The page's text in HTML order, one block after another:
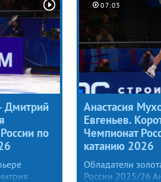
в этом
пары
Дмитрий
по
07:03
Анастасия
Евгеньев.
Чемпионат
катанию 2026
Обладатели
России 2025/26